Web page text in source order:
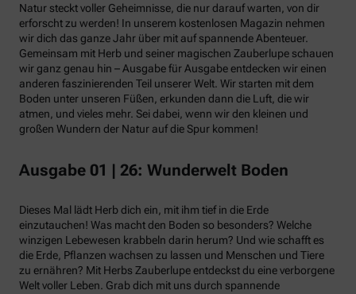
Natur steckt voller Geheimnisse, die nur darauf warten, von dir
erforscht zu werden! In unserem kostenlosen Magazin nehmen
wir dich das ganze Jahr über mit auf spannende Abenteuer.
Gemeinsam mit Herb und seiner magischen Zauberlupe schauen
wir ganz genau hin – Ausgabe für Ausgabe entdecken wir einen
anderen faszinierenden Teil unserer Welt. Wir starten mit dem
Boden unter unseren Füßen, erkunden dann die Luft, die wir
atmen, und vieles mehr. Sei dabei, wenn wir den kleinen und
großen Wundern der Natur auf die Spur kommen!
Ausgabe 01 | 26: Wunderwelt Boden
Dieses Mal lädt Herb dich ein, mit ihm tief in die Erde
einzutauchen! Was macht den Boden so besonders? Welche
winzigen Lebewesen krabbeln darin herum? Und wie schafft es
die Erde, Pflanzen wachsen zu lassen und Menschen und Tiere
zu ernähren? Mit Herbs Zauberlupe entdeckst du eine verborgene
Welt voller Leben. Grab dich mit uns durch spannende